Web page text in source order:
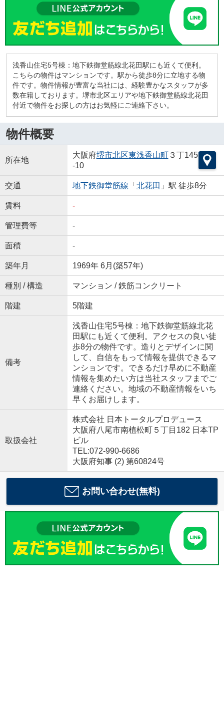
浅香山住宅5号棟：地下鉄御堂筋線北花田駅にも近くて便利。
こちらの物件はマンションです。駅から徒歩8分に立地する物
件です。物件情報が豊富な当社には、経験豊かなスタッフが多
数在籍しております。堺市北区エリアや地下鉄御堂筋線北花田
付近で物件をお探しの方はお気軽にご連絡下さい。
物件概要
所在地
大阪府堺市北区東浅香山町３丁145
-10
交通 地下鉄御堂筋線 「 北花田 」駅 徒歩8分
賃料 -
管理費等 -
面積 -
築年月 1969年 6月(築57年)
種別 / 構造 マンション / 鉄筋コンクリート
階建 5階建
備考
浅香山住宅5号棟：地下鉄御堂筋線北花
田駅にも近くて便利。アクセスの良い徒
歩8分の物件です。造りとデザインに関
して、自信をもって情報を提供できるマ
ンションです。できるだけ早めに不動産
情報を集めたい方は当社スタッフまでご
連絡ください。地域の不動産情報をいち
早くお届けします。
取扱会社
株式会社 日本トータルプロデュース
大阪府八尾市南植松町５丁目182 日本TP
ビル
TEL:072-990-6686
大阪府知事 (2) 第60824号
お問い合わせ(無料)